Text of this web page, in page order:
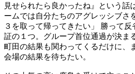
見せられたら良かったね』という話
ームでは自分たちのアグレッシブさ
３を取って帰ってきたい」 勝って
証の１つ。グループ首位通過が決ま
町田の結果も関わってくるだけに、
会場の結果を待ちたい。